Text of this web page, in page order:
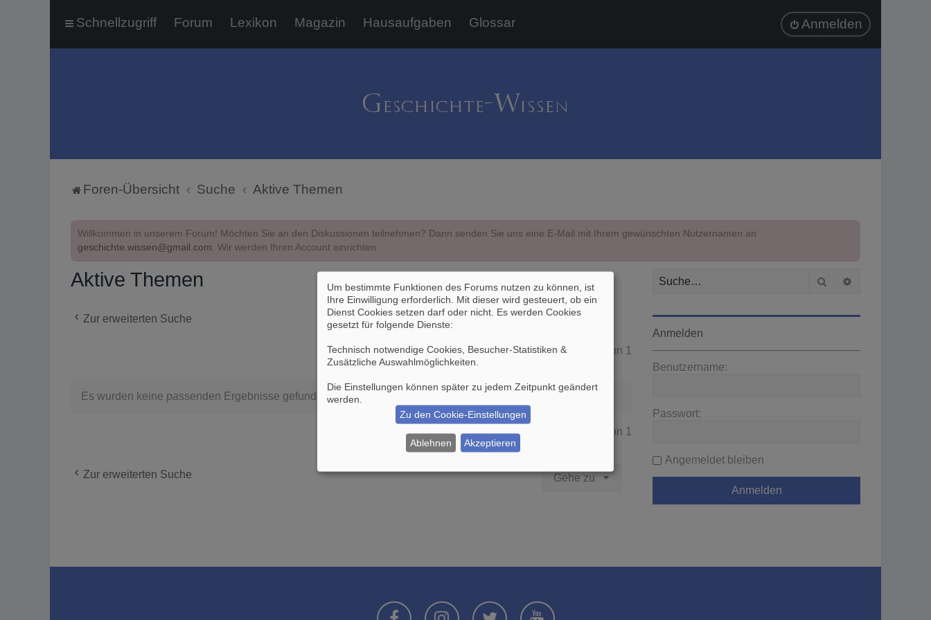
Schnellzugriff Forum Lexikon Magazin Hausaufgaben Glossar Anmelden
Foren-Übersicht Suche Aktive Themen
Willkommen in unserem Forum! Möchten Sie an den Diskussionen teilnehmen? Dann senden Sie uns eine E-Mail mit Ihrem gewünschten Nutzernamen an
geschichte.wissen@gmail.com. Wir werden Ihren Account einrichten.
Aktive Themen
Zur erweiterten Suche
Die Suche ergab 0 Treffer • Seite von 1
Es wurden keine passenden Ergebnisse gefunden.
Die Suche ergab 0 Treffer • Seite von 1
Zur erweiterten Suche Gehe zu
Suche
Anmelden
Benutzername:
Passwort:
Angemeldet bleiben
Um bestimmte Funktionen des Forums nutzen zu können, ist
Ihre Einwilligung erforderlich. Mit dieser wird gesteuert, ob ein
Dienst Cookies setzen darf oder nicht. Es werden Cookies
gesetzt für folgende Dienste:
Technisch notwendige Cookies, Besucher-Statistiken &
Zusätzliche Auswahlmöglichkeiten
Die Einstellungen können später zu jedem Zeitpunkt geändert
werden.
Zu den Cookie-Einstellungen
Ablehnen Akzeptieren